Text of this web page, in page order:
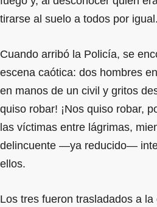
tirarse al suelo a todos por igual.
Cuando arribó la Policía, se
escena caótica: dos hombres
en manos de un civil y gritos
quiso robar! ¡Nos quiso robar,
las víctimas entre lágrimas,
delincuente —ya reducido—
ellos.
Los tres fueron trasladados a